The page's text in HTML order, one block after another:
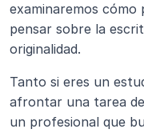
examinaremos
pensar sobre la
originalidad.
Tanto si eres un
afrontar una tarea
un profesional que